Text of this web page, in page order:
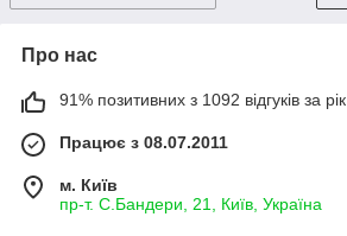
Про нас
91% позитивних з 1092 відгуків за рік
Працює з 08.07.2011
м. Київ
пр-т. С.Бандери, 21, Київ, Україна